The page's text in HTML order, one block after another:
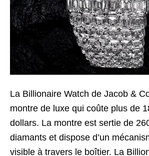
La Billionaire Watch de Jacob &
montre de luxe qui coûte plus de
dollars. La montre est sertie de
diamants et dispose d’un
visible à travers le boîtier. La